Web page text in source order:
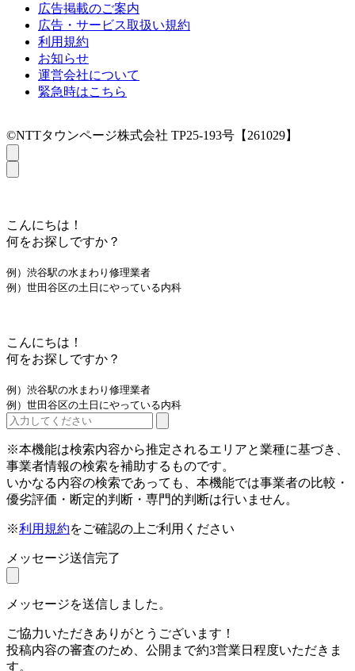
広告掲載のご案内
広告・サービス取扱い規約
利用規約
お知らせ
運営会社について
緊急時はこちら
©NTTタウンページ株式会社 TP25-193号【261029】
こんにちは！
何をお探しですか？
例）渋谷駅の水まわり修理業者
例）世田谷区の土日にやっている内科
こんにちは！
何をお探しですか？
例）渋谷駅の水まわり修理業者
例）世田谷区の土日にやっている内科
※本機能は検索内容から推定されるエリアと業種に基づき、
事業者情報の検索を補助するものです。
いかなる内容の検索であっても、本機能では事業者の比較・
優劣評価・断定的判断・専門的判断は行いません。
※利用規約をご確認の上ご利用ください
メッセージ送信完了
メッセージを送信しました。
ご協力いただきありがとうございます！
投稿内容の審査のため、公開まで約3営業日程度いただきま
す。